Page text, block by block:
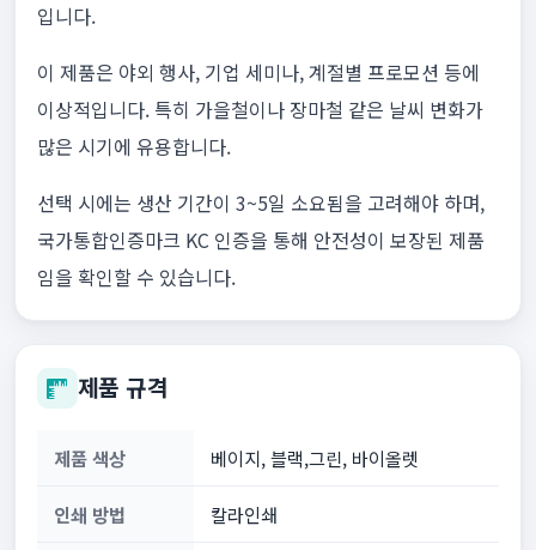
입니다.
이 제품은 야외 행사, 기업 세미나, 계절별 프로모션 등에
이상적입니다. 특히 가을철이나 장마철 같은 날씨 변화가
많은 시기에 유용합니다.
선택 시에는 생산 기간이 3~5일 소요됨을 고려해야 하며,
국가통합인증마크 KC 인증을 통해 안전성이 보장된 제품
임을 확인할 수 있습니다.
제품 규격
제품 색상 베이지, 블랙,그린, 바이올렛
인쇄 방법 칼라인쇄